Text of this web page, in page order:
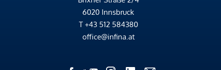
6020 Innsbruck
T +43 512 584380
office@infina.at